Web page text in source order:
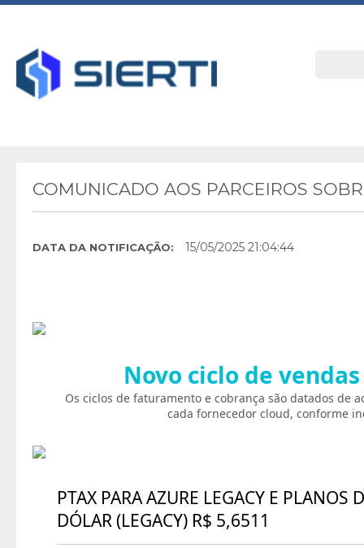
COMUNICADO AOS PARCEIROS
DATA DA NOTIFICAÇÃO: 15/05/2025 21:04:44
Novo ciclo de
Os ciclos de faturamento e cobrança são datados de
cada fornecedor cloud, conforme
PTAX PARA AZURE LEGACY E PLANOS
DÓLAR (LEGACY) R$ 5,6511